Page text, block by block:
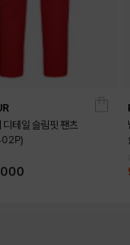
디테일 슬림핏 팬츠